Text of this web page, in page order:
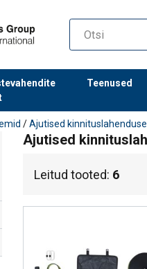
Teenused
/Ajutised
Ajutised
Leitud tooted: 6